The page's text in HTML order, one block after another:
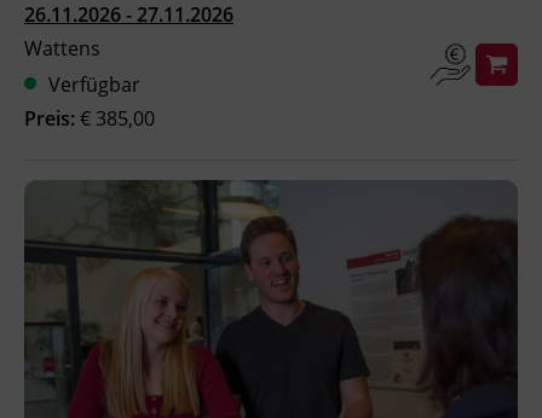
26.11.2026 - 27.11.2026
Wattens
Verfügbar
Preis: € 385,00